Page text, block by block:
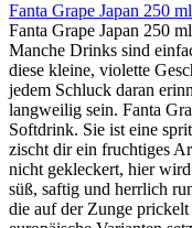
Fanta Grape Japan 250
Fanta Grape Japan 250
Manche Drinks sind
diese kleine, violette
jedem Schluck daran
langweilig sein. Fanta
Softdrink. Sie ist eine
zischt dir ein fruchtiges
nicht gekleckert, hier
süß, saftig und herrlich
die auf der Zunge